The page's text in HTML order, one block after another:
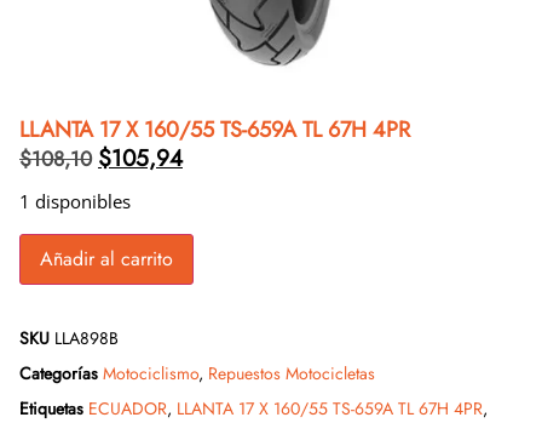
LLANTA 17 X 160/55 TS-659A TL 67H 4PR
$108,10 $105,94
1 disponibles
Añadir al carrito
SKU LLA898B
Categorías Motociclismo, Repuestos Motocicletas
Etiquetas ECUADOR, LLANTA 17 X 160/55 TS-659A TL 67H 4PR,